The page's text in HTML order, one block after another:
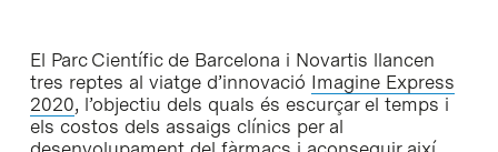
El Parc Científic de Barcelona i Novartis llancen
tres reptes al viatge d’innovació Imagine Express
2020, l’objectiu dels quals és escurçar el temps i
els costos dels assaigs clínics per al